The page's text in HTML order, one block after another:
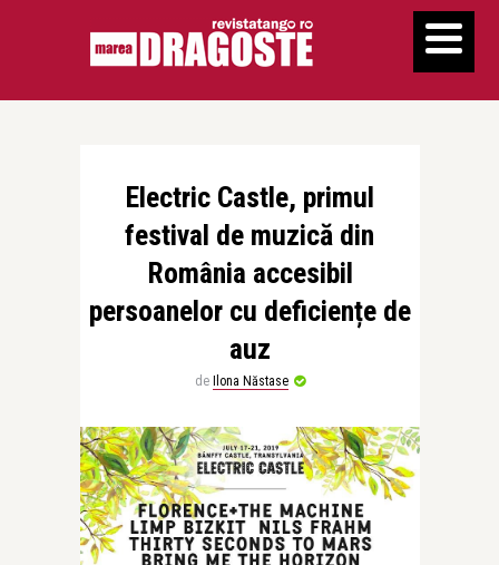
Electric Castle, primul
festival de muzică din
România accesibil
persoanelor cu deficiențe de
auz
de Ilona Năstase